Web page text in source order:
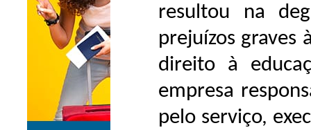
resultou na
prejuízos graves
direito à
empresa
pelo serviço,